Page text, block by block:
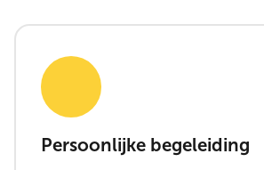
Persoonlijke begeleiding